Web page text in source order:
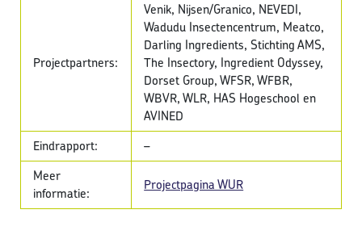
Projectpartners:
Venik, Nijsen/Granico, NEVEDI,
Wadudu Insectencentrum, Meatco,
Darling Ingredients, Stichting AMS,
The Insectory, Ingredient Odyssey,
Dorset Group, WFSR, WFBR,
WBVR, WLR, HAS Hogeschool en
AVINED
Eindrapport:
–
Meer
informatie:
Projectpagina WUR